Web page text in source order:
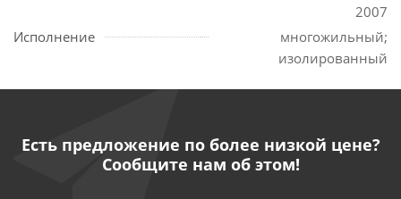
2007
Исполнение
многожильный;
изолированный
Есть предложение по более низкой цене?
Сообщите нам об этом!